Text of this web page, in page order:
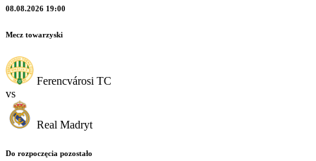
08.08.2026 19:00
Mecz towarzyski
Ferencvárosi TC
vs
Real Madryt
Do rozpoczęcia pozostało